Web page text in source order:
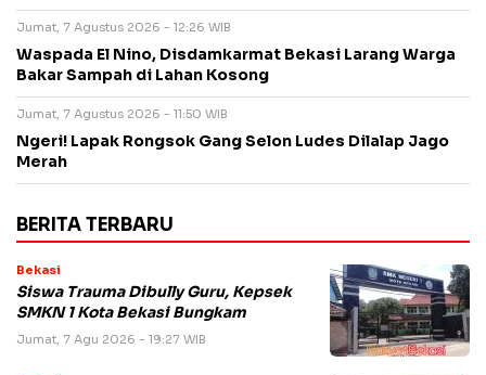
Jumat, 7 Agustus 2026 - 12:26 WIB
Waspada El Nino, Disdamkarmat Bekasi Larang Warga
Bakar Sampah di Lahan Kosong
Jumat, 7 Agustus 2026 - 11:50 WIB
Ngeri! Lapak Rongsok Gang Selon Ludes Dilalap Jago
Merah
BERITA TERBARU
Bekasi
Siswa Trauma Dibully Guru, Kepsek
SMKN 1 Kota Bekasi Bungkam
Jumat, 7 Agu 2026 - 19:27 WIB